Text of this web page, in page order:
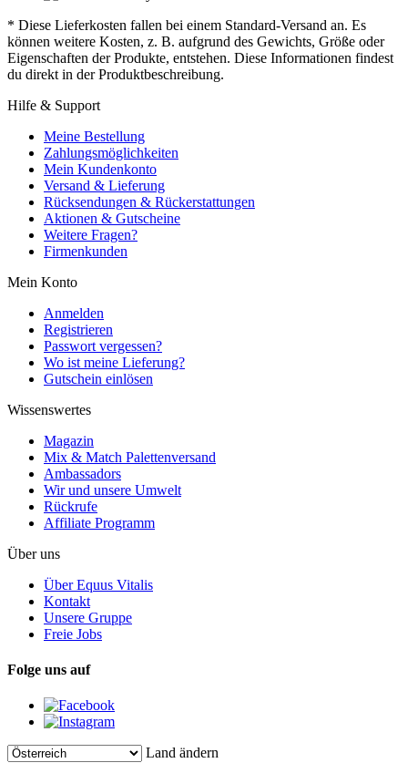
* Diese Lieferkosten fallen bei einem Standard-Versand an. Es
können weitere Kosten, z. B. aufgrund des Gewichts, Größe oder
Eigenschaften der Produkte, entstehen. Diese Informationen findest
du direkt in der Produktbeschreibung.
Hilfe & Support
Meine Bestellung
Zahlungsmöglichkeiten
Mein Kundenkonto
Versand & Lieferung
Rücksendungen & Rückerstattungen
Aktionen & Gutscheine
Weitere Fragen?
Firmenkunden
Mein Konto
Anmelden
Registrieren
Passwort vergessen?
Wo ist meine Lieferung?
Gutschein einlösen
Wissenswertes
Magazin
Mix & Match Palettenversand
Ambassadors
Wir und unsere Umwelt
Rückrufe
Affiliate Programm
Über uns
Über Equus Vitalis
Kontakt
Unsere Gruppe
Freie Jobs
Folge uns auf
Land ändern